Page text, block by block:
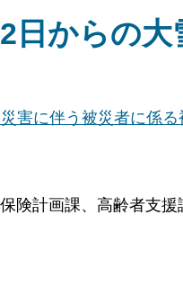
日からの
害に伴う被災者に係
画課、高齢者支援